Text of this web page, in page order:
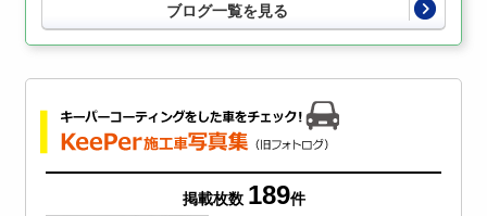
ブログ一覧を見る
掲載枚数 189件